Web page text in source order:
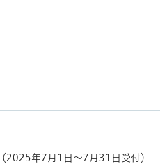
2025年7月1日～7月31日受付）